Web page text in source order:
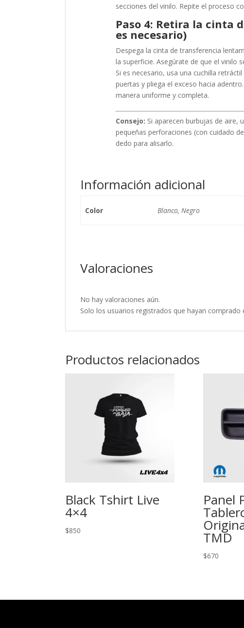
secciones del vinilo. Repite el proceso
Paso 4: Retira la cinta
es necesario)
Despega la cinta de transferencia
la superficie. Asegúrate de que el vinilo
Si es necesario, usa una cuchilla
puertas y pliega el exceso hacia
manera uniforme y completa.
Consejo: Si aparecen burbujas de aire,
pequeñas perforaciones (con cuidado
dedo para alisarlo.
Información adicional
Color Blanco, Negro
Valoraciones
No hay valoraciones aún.
Solo los usuarios registrados que hayan
Productos relacionados
Black Tshirt Live
4×4
$850
Panel
TMD
$670